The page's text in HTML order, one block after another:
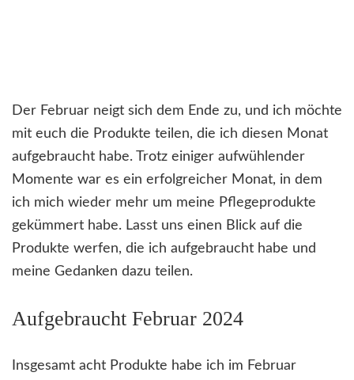
Der Februar neigt sich dem Ende zu, und ich möchte
mit euch die Produkte teilen, die ich diesen Monat
aufgebraucht habe. Trotz einiger aufwühlender
Momente war es ein erfolgreicher Monat, in dem
ich mich wieder mehr um meine Pflegeprodukte
gekümmert habe. Lasst uns einen Blick auf die
Produkte werfen, die ich aufgebraucht habe und
meine Gedanken dazu teilen.
Aufgebraucht Februar 2024
Insgesamt acht Produkte habe ich im Februar